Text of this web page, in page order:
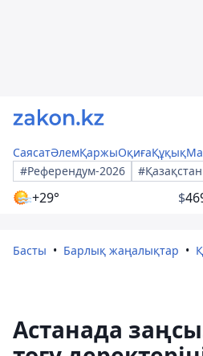
СаясатӘлемҚаржыОқиғаҚұқық
#Референдум-2026
+29° $
Басты Барлық жаңалықтар
Астанада